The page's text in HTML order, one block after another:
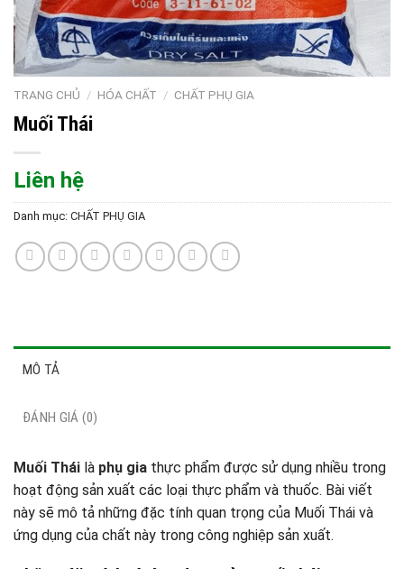
TRANG CHỦ / HÓA CHẤT / CHẤT PHỤ GIA
Muối Thái
Liên hệ
Danh mục: CHẤT PHỤ GIA
MÔ TẢ
ĐÁNH GIÁ (0)
Muối Thái là phụ gia thực phẩm được sử dụng nhiều trong
hoạt động sản xuất các loại thực phẩm và thuốc. Bài viết
này sẽ mô tả những đặc tính quan trọng của Muối Thái và
ứng dụng của chất này trong công nghiệp sản xuất.